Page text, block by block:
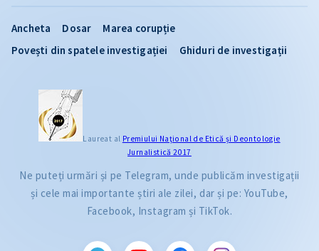
Ancheta Dosar
Marea corupție
Povești din spatele investigației
Ghiduri de investigații
Laureat al Premiului Naţional de Etică și Deontologie
Jurnalistică 2017
Ne puteți urmări și pe Telegram, unde publicăm investigații
și cele mai importante știri ale zilei, dar și pe: YouTube,
Facebook, Instagram și TikTok.